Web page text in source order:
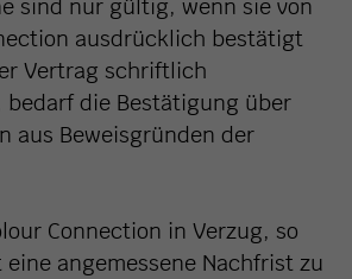
sind nur gültig, wenn sie von
ausdrücklich bestätigt
Vertrag schriftlich
bedarf die Bestätigung über
aus Beweisgründen der
Connection in Verzug, so
angemessene Nachfrist zu